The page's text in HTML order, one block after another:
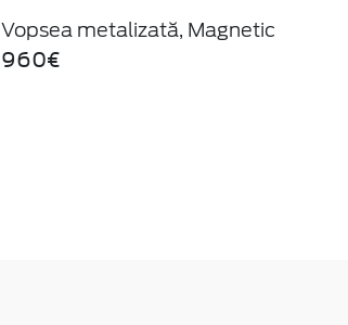
Vopsea metalizată, Magnetic
960€